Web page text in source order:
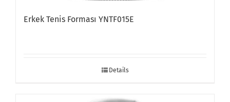
Erkek Tenis Forması YNTF015E
Details